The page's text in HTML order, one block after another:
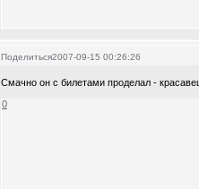
Поделиться2007-09-15 00:26:26
Смачно он с билетами проделал -
0